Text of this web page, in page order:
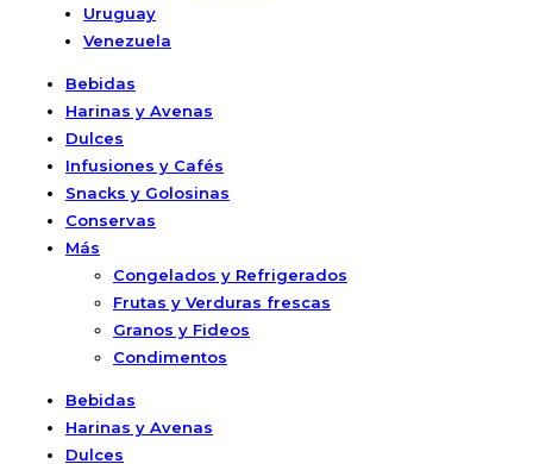
Uruguay
Venezuela
Bebidas
Harinas y Avenas
Dulces
Infusiones y Cafés
Snacks y Golosinas
Conservas
Más
Congelados y Refrigerados
Frutas y Verduras frescas
Granos y Fideos
Condimentos
Bebidas
Harinas y Avenas
Dulces